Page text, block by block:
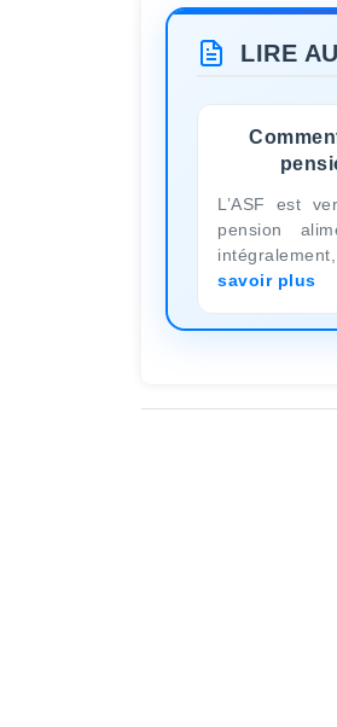
LIRE
L’ASF est
pension
savoir plus